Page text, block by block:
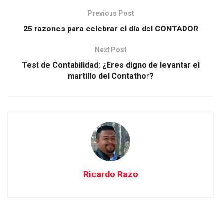
Previous Post
25 razones para celebrar el día del CONTADOR
Next Post
Test de Contabilidad: ¿Eres digno de levantar el
martillo del Contathor?
Ricardo Razo